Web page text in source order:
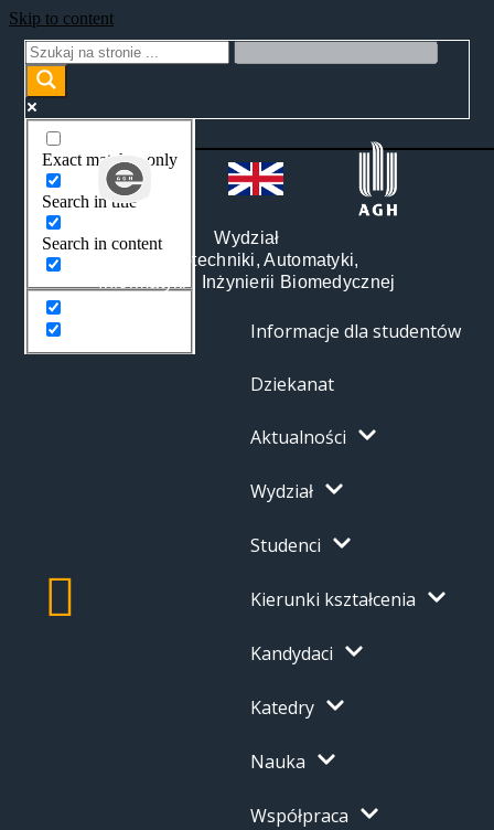
Skip to content
Exact matches only
Search in title
Search in content
Wydział
Elektrotechniki, Automatyki,
Informatyki i Inżynierii Biomedycznej
Informacje dla studentów
Dziekanat
Aktualności
Wydział
Studenci
Kierunki kształcenia
Kandydaci
Katedry
Nauka
Współpraca